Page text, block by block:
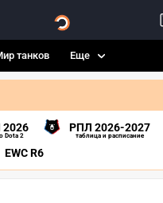
танков Еще
2026
Dota 2
РПЛ 2026-2027
таблица и расписание
EWC R6